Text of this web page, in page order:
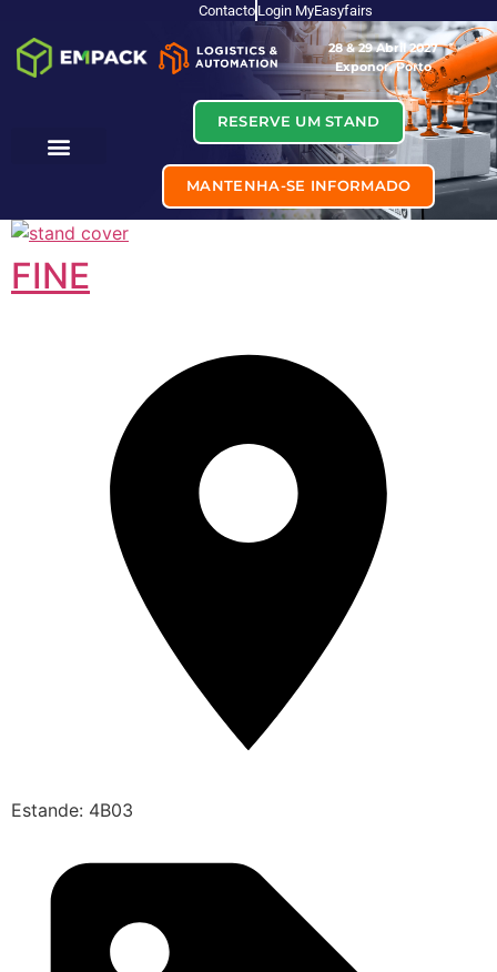
Contacto Login MyEasyfairs
28 & 29 Abril 2027
Exponor, Porto
RESERVE UM STAND
MANTENHA-SE INFORMADO
FINE
Estande: 4B03